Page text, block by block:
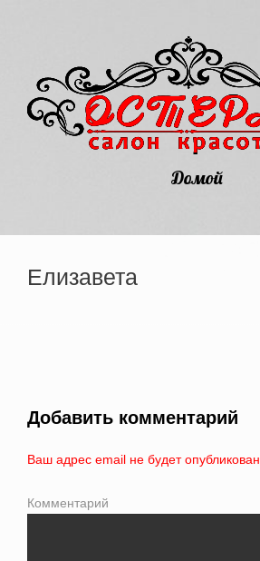
Домой
Елизавета
Добавить комментарий
Ваш адрес email не будет опубликован.
Комментарий